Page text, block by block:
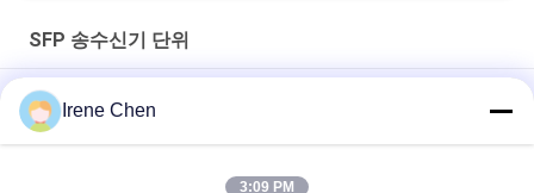
SFP 송수신기 단위
10G SFP+ ZR 110KM 1550NM SFP 송수신기 모듈 EML LC 연결기
DDM을 가진 Deplex LC SM 섬유 100G 광섬유 단위 장거리 100KM
Irene Chen
3:09 PM